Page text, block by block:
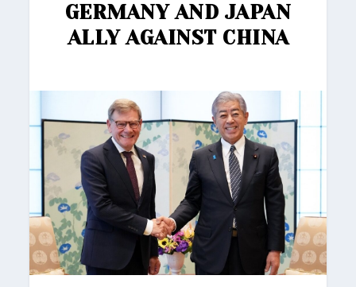
GERMANY AND JAPAN
ALLY AGAINST CHINA